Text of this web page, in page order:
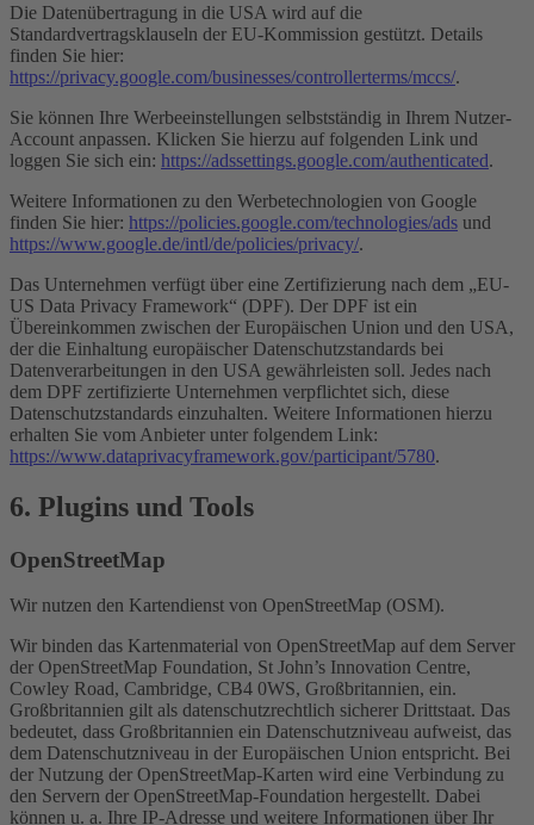
Die Datenübertragung in die USA wird auf die
Standardvertragsklauseln der EU-Kommission gestützt. Details
finden Sie hier:
https://privacy.google.com/businesses/controllerterms/mccs/.
Sie können Ihre Werbeeinstellungen selbstständig in Ihrem Nutzer-
Account anpassen. Klicken Sie hierzu auf folgenden Link und
loggen Sie sich ein: https://adssettings.google.com/authenticated.
Weitere Informationen zu den Werbetechnologien von Google
finden Sie hier: https://policies.google.com/technologies/ads und
https://www.google.de/intl/de/policies/privacy/.
Das Unternehmen verfügt über eine Zertifizierung nach dem „EU-
US Data Privacy Framework“ (DPF). Der DPF ist ein
Übereinkommen zwischen der Europäischen Union und den USA,
der die Einhaltung europäischer Datenschutzstandards bei
Datenverarbeitungen in den USA gewährleisten soll. Jedes nach
dem DPF zertifizierte Unternehmen verpflichtet sich, diese
Datenschutzstandards einzuhalten. Weitere Informationen hierzu
erhalten Sie vom Anbieter unter folgendem Link:
https://www.dataprivacyframework.gov/participant/5780.
6. Plugins und Tools
OpenStreetMap
Wir nutzen den Kartendienst von OpenStreetMap (OSM).
Wir binden das Kartenmaterial von OpenStreetMap auf dem Server
der OpenStreetMap Foundation, St John’s Innovation Centre,
Cowley Road, Cambridge, CB4 0WS, Großbritannien, ein.
Großbritannien gilt als datenschutzrechtlich sicherer Drittstaat. Das
bedeutet, dass Großbritannien ein Datenschutzniveau aufweist, das
dem Datenschutzniveau in der Europäischen Union entspricht. Bei
der Nutzung der OpenStreetMap-Karten wird eine Verbindung zu
den Servern der OpenStreetMap-Foundation hergestellt. Dabei
können u. a. Ihre IP-Adresse und weitere Informationen über Ihr